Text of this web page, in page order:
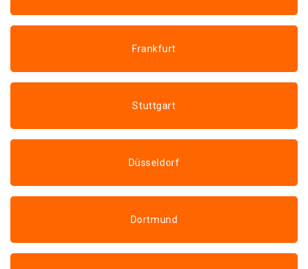
Frankfurt
Stuttgart
Düsseldorf
Dortmund